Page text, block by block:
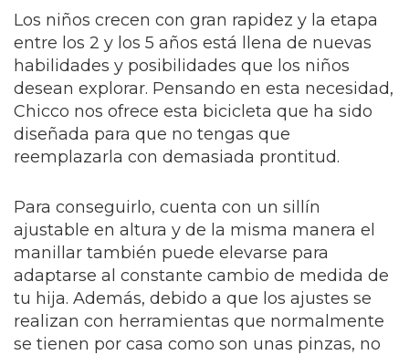
Los niños crecen con gran rapidez y la etapa
entre los 2 y los 5 años está llena de nuevas
habilidades y posibilidades que los niños
desean explorar. Pensando en esta necesidad,
Chicco nos ofrece esta bicicleta que ha sido
diseñada para que no tengas que
reemplazarla con demasiada prontitud.
Para conseguirlo, cuenta con un sillín
ajustable en altura y de la misma manera el
manillar también puede elevarse para
adaptarse al constante cambio de medida de
tu hija. Además, debido a que los ajustes se
realizan con herramientas que normalmente
se tienen por casa como son unas pinzas, no